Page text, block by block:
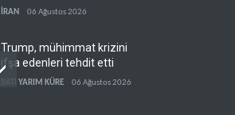
koridorlarında anlaştı
İRAN 06 Ağustos 2026
Trump, mühimmat krizini
ifşa edenleri tehdit etti
BATI YARIM KÜRE 06 Ağustos 2026